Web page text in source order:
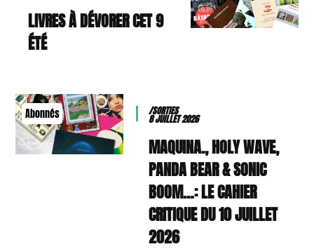
9 LIVRES À DÉVORER CET
ÉTÉ
Abonnés /SORTIES
8 JUILLET 2026
MAQUINA., HOLY WAVE,
PANDA BEAR & SONIC
BOOM…: LE CAHIER
CRITIQUE DU 10 JUILLET
2026